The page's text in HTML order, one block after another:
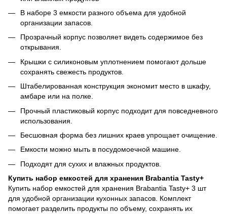
В наборе 3 емкости разного объема для удобной
организации запасов.
Прозрачный корпус позволяет видеть содержимое без
открывания.
Крышки с силиконовым уплотнением помогают дольше
сохранять свежесть продуктов.
Штабелированная конструкция экономит место в шкафу,
амбаре или на полке.
Прочный пластиковый корпус подходит для повседневного
использования.
Бесшовная форма без лишних краев упрощает очищение.
Емкости можно мыть в посудомоечной машине.
Подходят для сухих и влажных продуктов.
Купить набор емкостей для хранения Brabantia Tasty+
Купить набор емкостей для хранения Brabantia Tasty+ 3 шт
для удобной организации кухонных запасов. Комплект
помогает разделить продукты по объему, сохранять их